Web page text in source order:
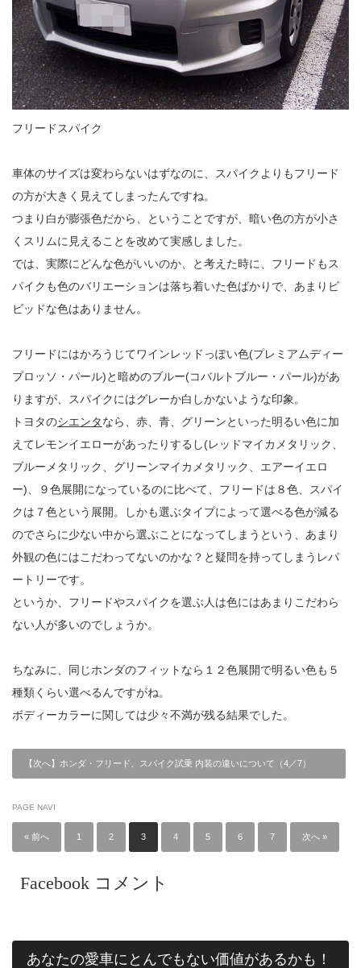
フリードスパイク
車体のサイズは変わらないはずなのに、スパイクよりもフリード
の方が大きく見えてしまったんですね。
つまり白が膨張色だから、ということですが、暗い色の方が小さ
くスリムに見えることを改めて実感しました。
では、実際にどんな色がいいのか、と考えた時に、フリードもス
パイクも色のバリエーションは落ち着いた色ばかりで、あまりビ
ビッドな色はありません。
フリードにはかろうじてワインレッドっぽい色(プレミアムディー
プロッソ・パール)と暗めのブルー(コバルトブルー・パール)があ
りますが、スパイクにはグレーか白しかないような印象。
トヨタのシエンタなら、赤、青、グリーンといった明るい色に加
えてレモンイエローがあったりするし(レッドマイカメタリック、
ブルーメタリック、グリーンマイカメタリック、エアーイエロ
ー)、９色展開になっているのに比べて、フリードは８色、スパイ
クは７色という展開。しかも選ぶタイプによって選べる色が減る
のでさらに少ない中から選ぶことになってしまうという、あまり
外観の色にはこだわってないのかな？と疑問を持ってしまうレパ
ートリーです。
というか、フリードやスパイクを選ぶ人は色にはあまりこだわら
ない人が多いのでしょうか。
ちなみに、同じホンダのフィットなら１２色展開で明るい色も５
種類くらい選べるんですがね。
ボディーカラーに関しては少々不満が残る結果でした。
【次へ】ホンダ・フリード、スパイク試乗 内装の違いについて（4／7）
PAGE NAVI
« 前へ 1 2 3 4 5 6 7 次へ »
Facebook コメント
あなたの愛車にとんでもない価値があるかも！